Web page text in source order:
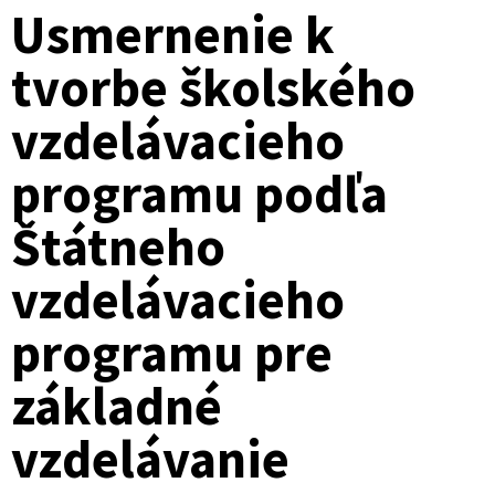
Usmernenie k
tvorbe školského
vzdelávacieho
programu podľa
Štátneho
vzdelávacieho
programu pre
základné
vzdelávanie